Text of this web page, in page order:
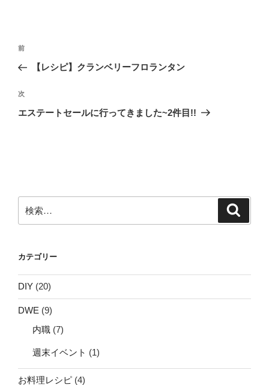
投
ナ
ビ
ゲ
前
の
稿
前
【レシピ】クランベリーフロランタン
次
の
次
エステートセールに行ってきました~2件目!!
索:
カテゴリー
DIY (20)
DWE (9)
内職 (7)
週末イベント (1)
お料理レシピ (4)